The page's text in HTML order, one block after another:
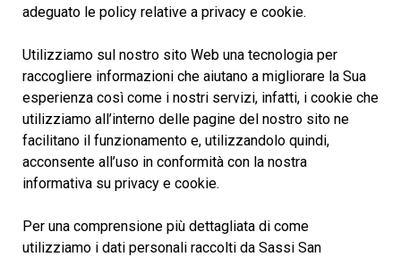
adeguato le policy relative a privacy e cookie.
Utilizziamo sul nostro sito Web una tecnologia per
raccogliere informazioni che aiutano a migliorare la Sua
esperienza così come i nostri servizi, infatti, i cookie che
utilizziamo all’interno delle pagine del nostro sito ne
facilitano il funzionamento e, utilizzandolo quindi,
acconsente all’uso in conformità con la nostra
informativa su privacy e cookie.
Per una comprensione più dettagliata di come
utilizziamo i dati personali raccolti da Sassi San